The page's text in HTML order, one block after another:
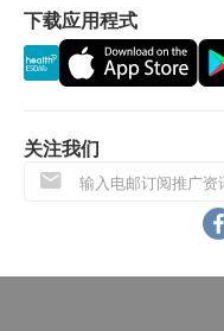
储存方法
置于阴凉干燥处，避
方。
注意事项
本品为膳食营养
退换条款：
当顾客收取已订
退换产品必须包
或过期退回，供
如有其他损坏或
正本，并于送货
下载应用程式
关注我们